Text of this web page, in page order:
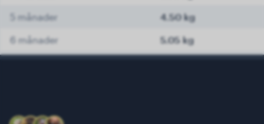
5 månader 4.50 kg
6 månader 5.05 kg